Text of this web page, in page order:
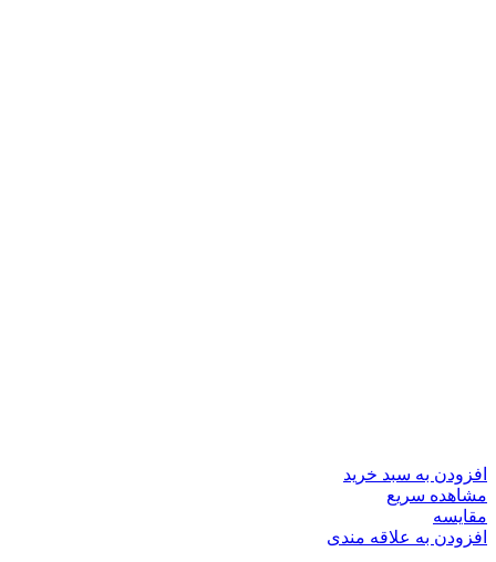
افزودن به سبد خرید
مشاهده سریع
مقایسه
افزودن به علاقه مندی